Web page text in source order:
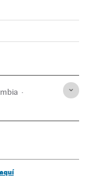
aquí